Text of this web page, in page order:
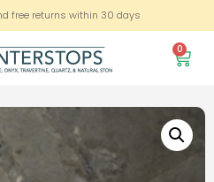
free returns within 30 days
0